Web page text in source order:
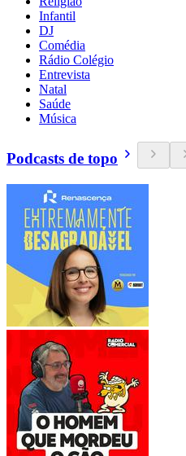
Infantil
DJ
Comédia
Rádio Colégio
Entrevista
Natal
Saúde
Música
Podcasts de topo